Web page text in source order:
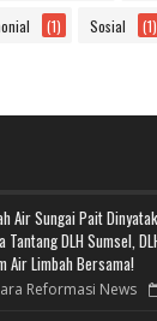
(1) Sosial (1)
Air Sungai Pait
Tantang DLH Sumsel,
Air Limbah Bersama!
Reformasi News